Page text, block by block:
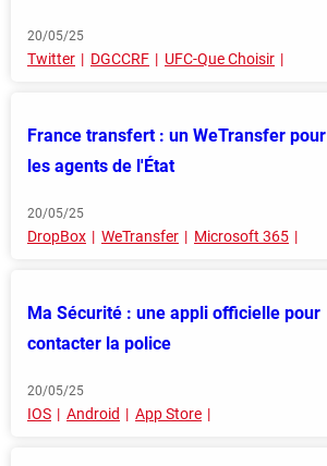
20/05/25
Twitter DGCCRF UFC-Que Choisir
France transfert : un WeTransfer pour
les agents de l'État
20/05/25
DropBox WeTransfer Microsoft 365
Ma Sécurité : une appli officielle pour
contacter la police
20/05/25
IOS Android App Store